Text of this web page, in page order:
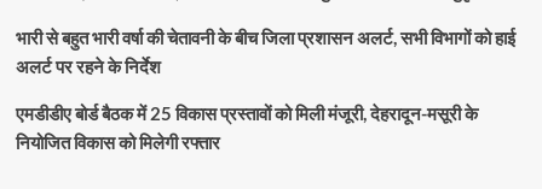
भारी से बहुत भारी वर्षा की चेतावनी के बीच जिला प्रशासन अलर्ट, सभी विभागों को हाई
अलर्ट पर रहने के निर्देश
एमडीडीए बोर्ड बैठक में 25 विकास प्रस्तावों को मिली मंजूरी, देहरादून-मसूरी के
नियोजित विकास को मिलेगी रफ्तार